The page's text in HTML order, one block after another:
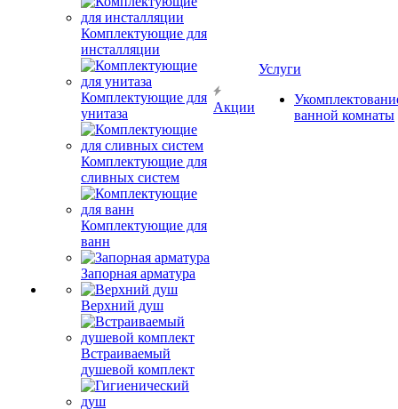
Комплектующие для
инсталляции
Комплектующие для
унитаза
Комплектующие для
сливных систем
Комплектующие для
ванн
Запорная арматура
Верхний душ
Встраиваемый
душевой комплект
Акции
Услуги
ванной комнаты